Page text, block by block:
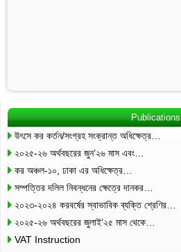
Publications
উৎসে কর কর্তন/সংগ্রহ সংক্রান্ত অধিক্ষেত্র…
২০২৫-২৬ অর্থবছরের জুন’২৬ মাস এবং…
কর অঞ্চল-১০, ঢাকা এর অধিক্ষেত্র…
সম্পত্তির দলিল নিবন্ধনের ক্ষেত্রে দানকর…
২০২৩-২০২৪ করবর্ষের স্বাভাবিক ব্যক্তি শ্রেণির…
২০২৫-২৬ অর্থবছরের জুলাই’২৫ মাস থেকে…
VAT Instruction